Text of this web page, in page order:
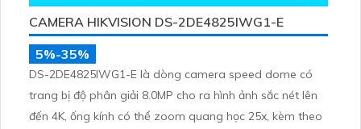
CAMERA HIKVISION DS-2DE4825IWG1-E
5%-35%
DS-2DE4825IWG1-E là dòng camera speed dome có
trang bị độ phân giải 8.0MP cho ra hình ảnh sắc nét lên
đến 4K, ống kính có thể zoom quang học 25x, kèm theo